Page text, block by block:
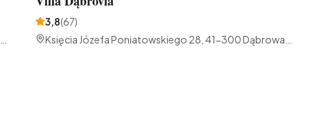
3,8(67)
Księcia Józefa Poniatowskiego 28, 41-300 Dąbrowa